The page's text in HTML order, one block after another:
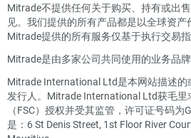
Mitrade不提供任何关于购买、持有或出
见。我们提供的所有产品都是以全球资产
Mitrade提供的所有服务仅基于执行交易指
Mitrade是由多家公司共同使用的业务品
Mitrade International Ltd是本网站描述
发行人。Mitrade International Ltd获毛里
（FSC）授权并受其监管，许可证号码
是：6 St Denis Street, 1st Floor River